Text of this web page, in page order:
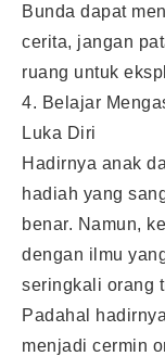
Bunda dapat
cerita, jangan
ruang untuk
4. Belajar
Luka Diri
Hadirnya anak
hadiah yang
benar. Namun,
dengan ilmu
seringkali orang
Padahal
menjadi cermin